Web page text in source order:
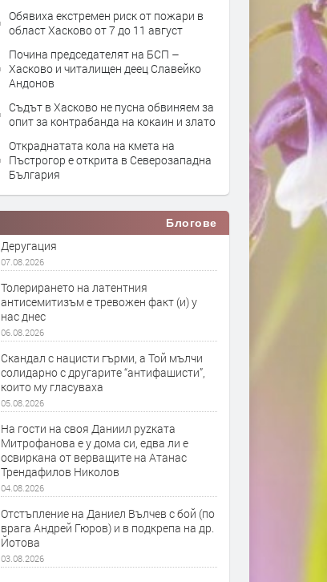
Обявиха екстремен риск от пожари в
област Хасково от 7 до 11 август
Почина председателят на БСП –
Хасково и читалищен деец Славейко
Андонов
Съдът в Хасково не пусна обвиняем за
опит за контрабанда на кокаин и злато
Откраднатата кола на кмета на
Пъстрогор е открита в Северозападна
България
Блогове
Деругация
07.08.2026
Толерирането на латентния
антисемитизъм е тревожен факт (и) у
нас днес
06.08.2026
Скандал с нацисти гърми, а Той мълчи
солидарно с другарите “антифашисти”,
които му гласуваха
05.08.2026
На гости на своя Даниил руzката
Митрофанова е у дома си, едва ли е
освиркана от верващите на Атанас
Трендафилов Николов
04.08.2026
Отстъпление на Даниел Вълчев с бой (по
врага Андрей Гюров) и в подкрепа на др.
Йотова
03.08.2026